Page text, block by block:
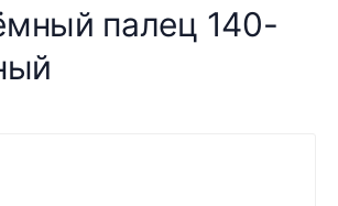
палец 140-